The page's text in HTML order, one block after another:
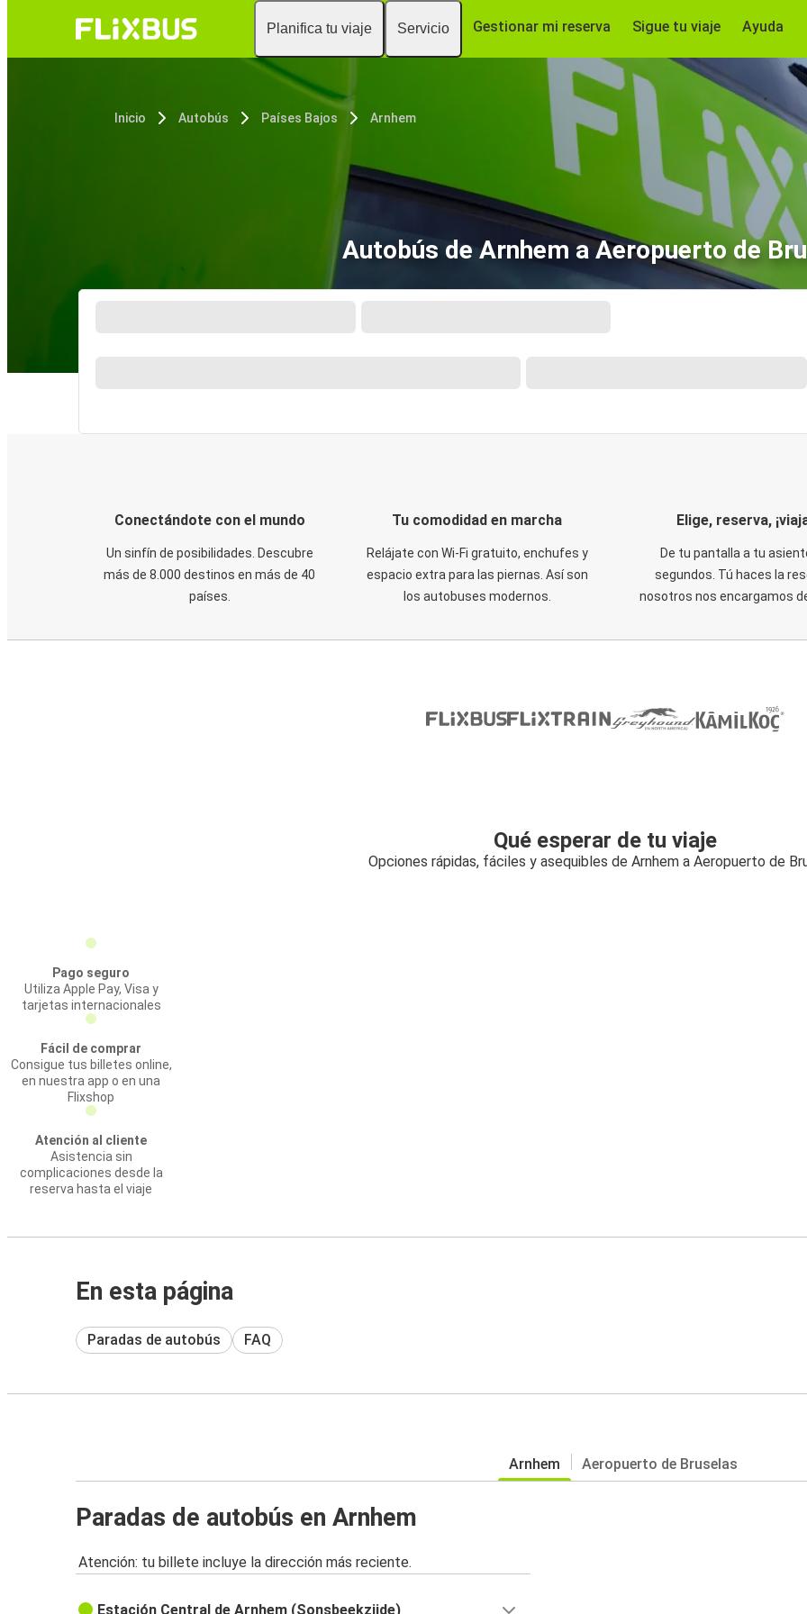
Planifica tu viaje Servicio Gestionar mi reserva Sigue tu viaje Ayuda
Inicio Autobús Países Bajos Arnhem
Autobús de Arnhem a Aeropuerto de
Conectándote con el mundo
Un sinfín de posibilidades. Descubre
más de 8.000 destinos en más de 40
países.
Tu comodidad en marcha
Relájate con Wi-Fi gratuito, enchufes y
espacio extra para las piernas. Así son
los autobuses modernos.
Elige, reserva,
De tu pantalla a tu
segundos. Tú haces la
nosotros nos encargamos
Qué esperar de tu viaje
Opciones rápidas, fáciles y asequibles de Arnhem a Aeropuerto de
Pago seguro
Utiliza Apple Pay, Visa y
tarjetas internacionales
Fácil de comprar
Consigue tus billetes online,
en nuestra app o en una
Flixshop
Atención al cliente
Asistencia sin
complicaciones desde la
reserva hasta el viaje
En esta página
Paradas de autobús FAQ
Arnhem Aeropuerto de Bruselas
Paradas de autobús en Arnhem
Atención: tu billete incluye la dirección más reciente.
Estación Central de Arnhem (Sonsbeekzijde)